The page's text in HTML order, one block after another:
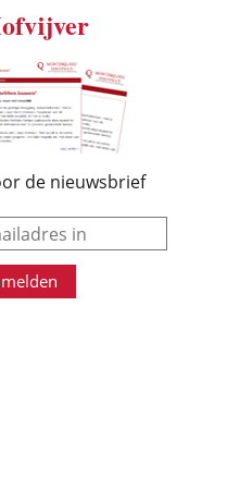
de nieuwsbrief
e-mail